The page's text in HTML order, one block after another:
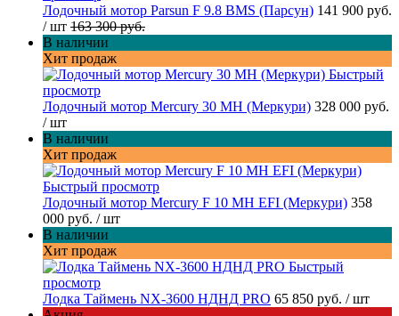
Лодочный мотор Parsun F 9.8 BMS (Парсун) 141 900 руб.
/ шт 163 300 руб.
В наличии
Хит продаж
Быстрый
просмотр
Лодочный мотор Mercury 30 MH (Меркури) 328 000 руб.
/ шт
В наличии
Хит продаж
Быстрый просмотр
Лодочный мотор Mercury F 10 MH EFI (Меркури) 358
000 руб. / шт
В наличии
Хит продаж
Быстрый
просмотр
Лодка Таймень NX-3600 НДНД PRO 65 850 руб. / шт